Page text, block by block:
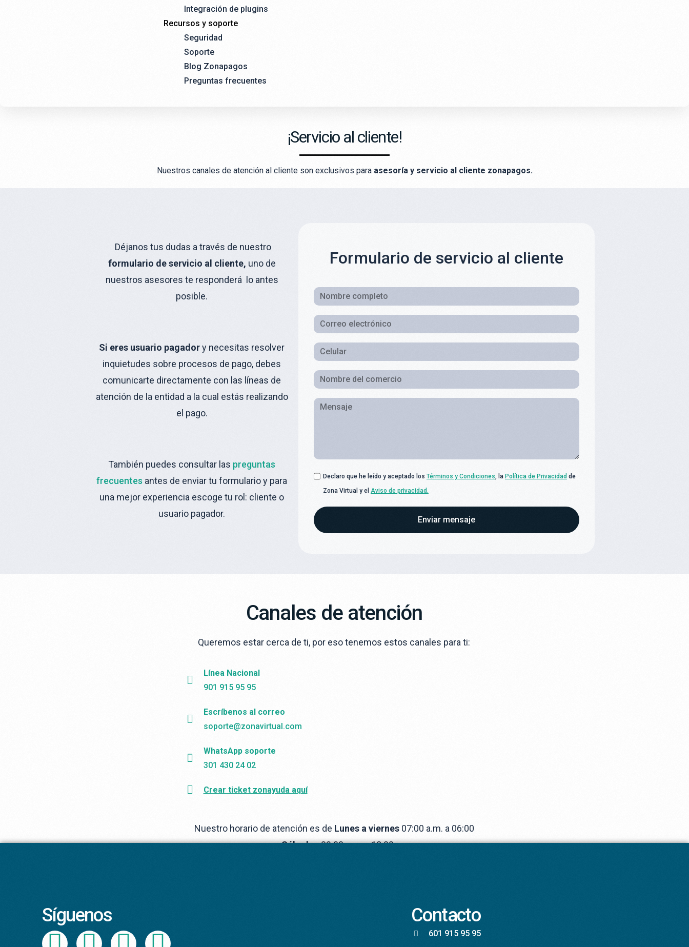
Integración de plugins
Recursos y soporte
Seguridad
Soporte
Blog Zonapagos
Preguntas frecuentes
¡Servicio al cliente!
Nuestros canales de atención al cliente son exclusivos paraasesoría y servicio al cliente zonapagos.
Déjanos tus dudas a través de nuestro
formulario de servicio al cliente, uno de
nuestros asesores te responderá lo antes
posible.
Si eres usuario pagadory necesitas resolver
inquietudes sobre procesos de pago, debes
comunicarte directamente con las líneas de
atención de la entidad a la cual estás realizando
el pago.
También puedes consultar las preguntas
frecuentes antes de enviar tu formulario y para
una mejor experiencia escoge tu rol: cliente o
usuario pagador.
Formulario de servicio al cliente
Declaro que he leído y aceptado los Términos y Condiciones, la Política de Privacidad de
Zona Virtual y el Aviso de privacidad.
Enviar mensaje
Canales de atención
Queremos estar cerca de ti, por eso tenemos estos canales para ti:
Línea Nacional
901 915 95 95
Escríbenos al correo
soporte@zonavirtual.com
WhatsApp soporte
301 430 24 02
Crear ticket zonayuda aquí
Nuestro horario de atención es de Lunes a viernes 07:00 a.m. a 06:00
p.m. ySábados09:00 a.m. a 12:00 p.m.
Síguenos Contacto
601 915 95 95